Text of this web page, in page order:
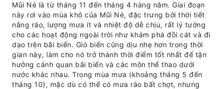
Mũi Né là từ tháng 11 đến tháng 4 hàng năm. Giai đoạn
này rơi vào mùa khô của Mũi Né, đặc trưng bởi thời tiết
nắng ráo, lượng mưa ít và nhiệt độ dễ chịu, rất lý tưởng
cho các hoạt động ngoài trời như khám phá đồi cát và đi
dạo trên bãi biển. Gió biển cũng dịu nhẹ hơn trong thời
gian này, làm cho nó trở thành thời điểm tốt nhất để tận
hưởng cảnh quan bãi biển và các môn thể thao dưới
nước khác nhau. Trong mùa mưa (khoảng tháng 5 đến
tháng 10), mặc dù có thể có mưa rào bất chợt, nhưng